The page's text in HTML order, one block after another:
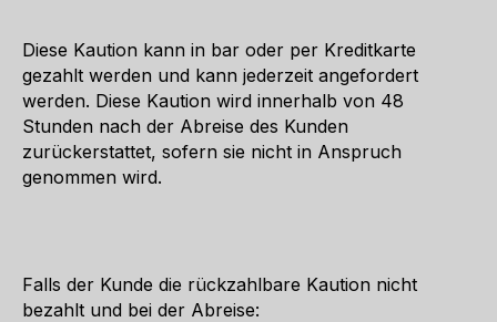
Diese Kaution kann in bar oder per Kreditkarte
gezahlt werden und kann jederzeit angefordert
werden. Diese Kaution wird innerhalb von 48
Stunden nach der Abreise des Kunden
zurückerstattet, sofern sie nicht in Anspruch
genommen wird.
Falls der Kunde die rückzahlbare Kaution nicht
bezahlt und bei der Abreise: